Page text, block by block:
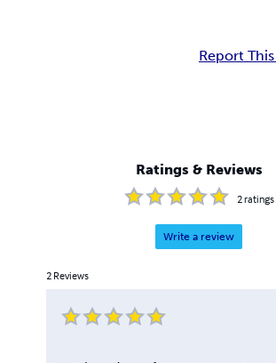
Report
Ratings & Reviews
2ratings
Write a review
2 Reviews